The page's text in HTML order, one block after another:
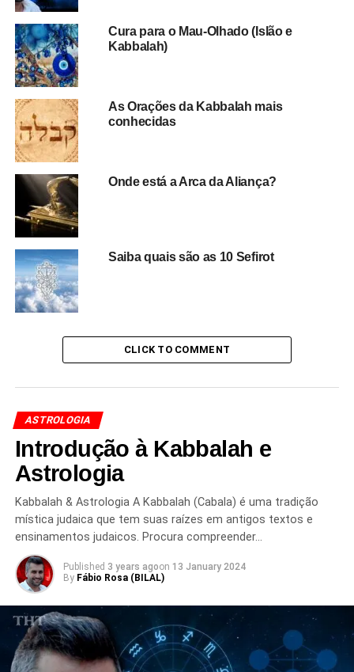
Cura para o Mau-Olhado (Islão e
Kabbalah)
As Orações da Kabbalah mais
conhecidas
Onde está a Arca da Aliança?
Saiba quais são as 10 Sefirot
CLICK TO COMMENT
ASTROLOGIA
Introdução à Kabbalah e
Astrologia
Kabbalah & Astrologia A Kabbalah (Cabala) é uma tradição
mística judaica que tem suas raízes em antigos textos e
ensinamentos judaicos. Procura compreender…
Published 3 years agoon 13 January 2024
By Fábio Rosa (BILAL)